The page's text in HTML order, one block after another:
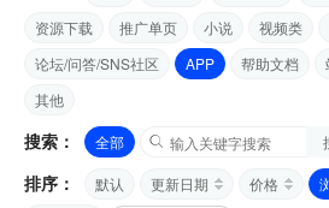
资源下载
推广单页 小说 视频类
论坛/问答/SNS社区
APP 帮助文档
其他
搜索： 全部
排序： 默认 更新日期 价格